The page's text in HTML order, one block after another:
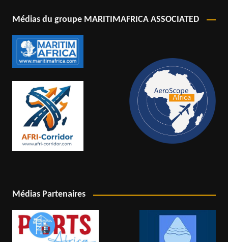
Médias du groupe MARITIMAFRICA ASSOCIATED
Médias Partenaires